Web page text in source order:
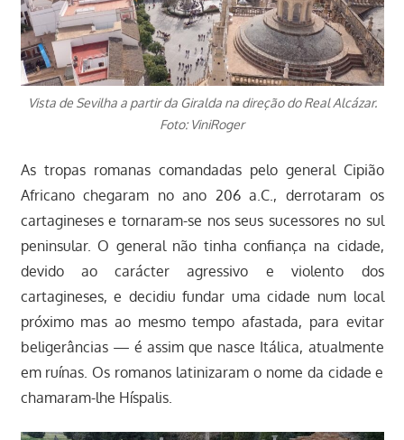
Vista de Sevilha a partir da Giralda na direção do Real Alcázar.
Foto: ViniRoger
As tropas romanas comandadas pelo general Cipião
Africano chegaram no ano 206 a.C., derrotaram os
cartagineses e tornaram-se nos seus sucessores no sul
peninsular. O general não tinha confiança na cidade,
devido ao carácter agressivo e violento dos
cartagineses, e decidiu fundar uma cidade num local
próximo mas ao mesmo tempo afastada, para evitar
beligerâncias — é assim que nasce Itálica, atualmente
em ruínas. Os romanos latinizaram o nome da cidade e
chamaram-lhe Híspalis.